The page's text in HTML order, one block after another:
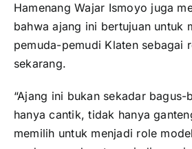
Hamenang Wajar Ismoyo juga
bahwa ajang ini bertujuan untuk
pemuda-pemudi Klaten sebagai
sekarang.
“Ajang ini bukan sekadar bagus-
hanya cantik, tidak hanya
memilih untuk menjadi role